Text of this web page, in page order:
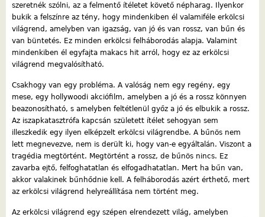
szeretnék szólni, az a felmentő ítéletet követő népharag. Ilyenkor
bukik a felszínre az tény, hogy mindenkiben él valamiféle erkölcsi
világrend, amelyben van igazság, van jó és van rossz, van bűn és
van büntetés. Ez minden erkölcsi felháborodás alapja. Valamint
mindenkiben él egyfajta makacs hit arról, hogy ez az erkölcsi
világrend megvalósítható.
Csakhogy van egy probléma. A valóság nem egy regény, egy
mese, egy hollywoodi akciófilm, amelyben a jó és a rossz könnyen
beazonosítható, s amelyben feltétlenül győz a jó és elbukik a rossz.
Az iszapkatasztrófa kapcsán született ítélet sehogyan sem
illeszkedik egy ilyen elképzelt erkölcsi világrendbe. A bűnös nem
lett megnevezve, nem is derült ki, hogy van-e egyáltalán. Viszont a
tragédia megtörtént. Megtörtént a rossz, de bűnös nincs. Ez
zavarba ejtő, felfoghatatlan és elfogadhatatlan. Mert ha bűn van,
akkor valakinek bűnhődnie kell. A felháborodás azért érthető, mert
az erkölcsi világrend helyreállítása nem történt meg.
Az erkölcsi világrend egy szépen elrendezett világ, amelyben